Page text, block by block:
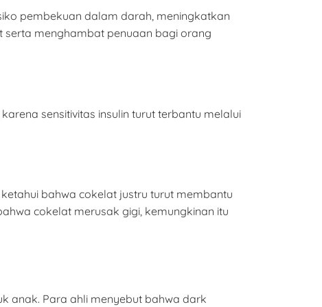
pembekuan dalam darah, meningkatkan
menghambat penuaan bagi orang
sensitivitas insulin turut terbantu melalui
bahwa cokelat justru turut membantu
cokelat merusak gigi, kemungkinan itu
anak. Para ahli menyebut bahwa dark